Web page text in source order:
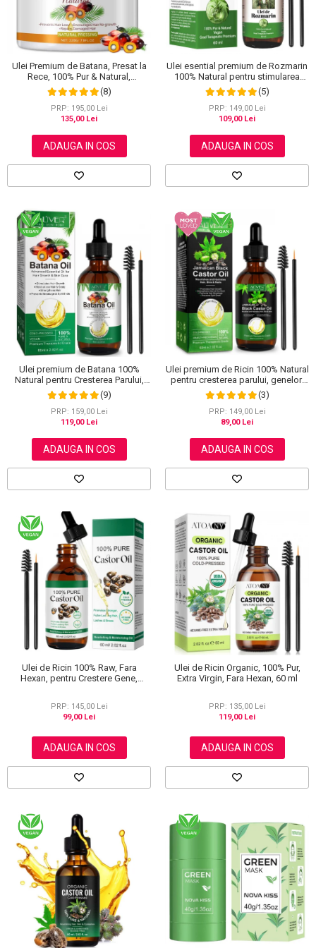
Scrub / Balsam de buze
Netestate pe Animale
Ulei Premium de Batana, Presat la
Rece, 100% Pur & Natural,
Stopeaza Caderea Parului, Efect
Puternic Regenerator, 220 g
(8)
PRP: 195,00 Lei
135,00 Lei
ADAUGA IN COS
Ulei esential premium de Rozmarin
100% Natural pentru stimularea
cresterii parului, genelor,
sprancenelor sau unghiilor, NOVA
KISS® 60 ml
(5)
PRP: 149,00 Lei
109,00 Lei
ADAUGA IN COS
Ulei premium de Batana 100%
Natural pentru Cresterea Parului,
Tratarea scalpului, Ingrijirea Tenului,
Genelor si Sprancenelor, Aliver 60
ml
(9)
PRP: 159,00 Lei
119,00 Lei
ADAUGA IN COS
Ulei premium de Ricin 100% Natural
pentru cresterea parului, genelor,
sprancenelor si unghiilor, Aliver 60
ml
(3)
PRP: 149,00 Lei
89,00 Lei
ADAUGA IN COS
Ulei de Ricin 100% Raw, Fara
Hexan, pentru Crestere Gene,
PRP: 145,00 Lei
99,00 Lei
ADAUGA IN COS
Ulei de Ricin Organic, 100% Pur,
Extra Virgin, Fara Hexan, 60 ml
PRP: 135,00 Lei
119,00 Lei
ADAUGA IN COS